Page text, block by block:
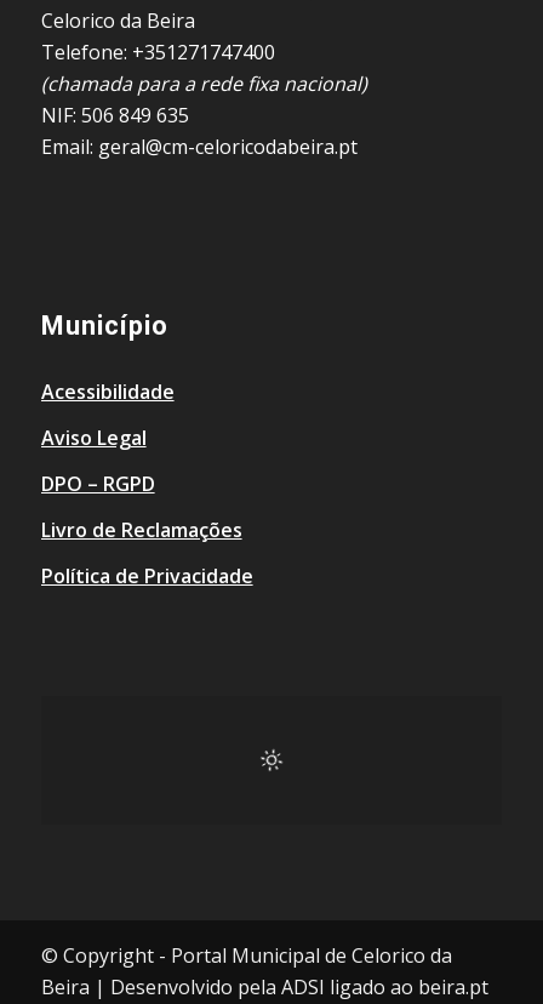
Celorico da Beira
Telefone: +351271747400
(chamada para a rede fixa nacional)
NIF: 506 849 635
Email: geral@cm-celoricodabeira.pt
Município
Acessibilidade
Aviso Legal
DPO – RGPD
Livro de Reclamações
Política de Privacidade
© Copyright - Portal Municipal de Celorico da
Beira | Desenvolvido pela ADSI ligado ao beira.pt